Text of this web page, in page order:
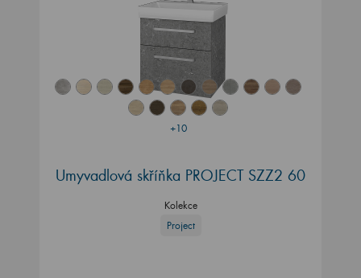
+10
Umyvadlová skříňka PROJECT SZZ2 60
Kolekce
Project